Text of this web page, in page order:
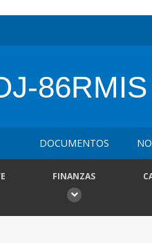
86RMIS
DOCUMENTOS
FINANZAS